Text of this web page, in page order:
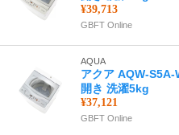
¥39,713
GBFT Online
AQUA
アクア AQW-S5A-
開き 洗濯5kg
¥37,121
GBFT Online